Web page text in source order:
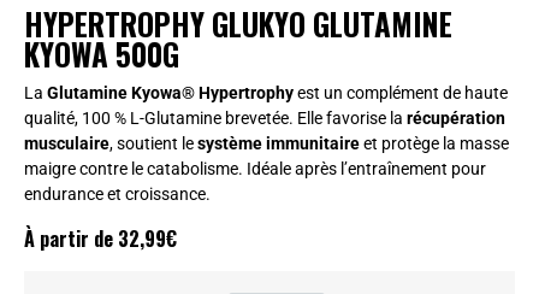
HYPERTROPHY GLUKYO GLUTAMINE
KYOWA 500G
La Glutamine Kyowa® Hypertrophyest un complément de haute
qualité, 100 % L-Glutamine brevetée. Elle favorise la récupération
musculaire, soutient lesystème immunitaireet protège la masse
maigre contre le catabolisme. Idéale après l’entraînement pour
endurance et croissance.
À partir de 32,99€